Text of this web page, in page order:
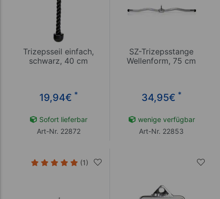
Trizepsseil einfach,
schwarz, 40 cm
19,94€ *
Sofort lieferbar
Art-Nr. 22872
SZ-Trizepsstange
Wellenform, 75 cm
34,95€ *
wenige verfügbar
Art-Nr. 22853
(1)